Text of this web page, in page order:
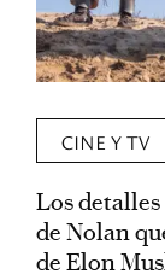
CINE Y TV
Los detalles
de Nolan
de Elon